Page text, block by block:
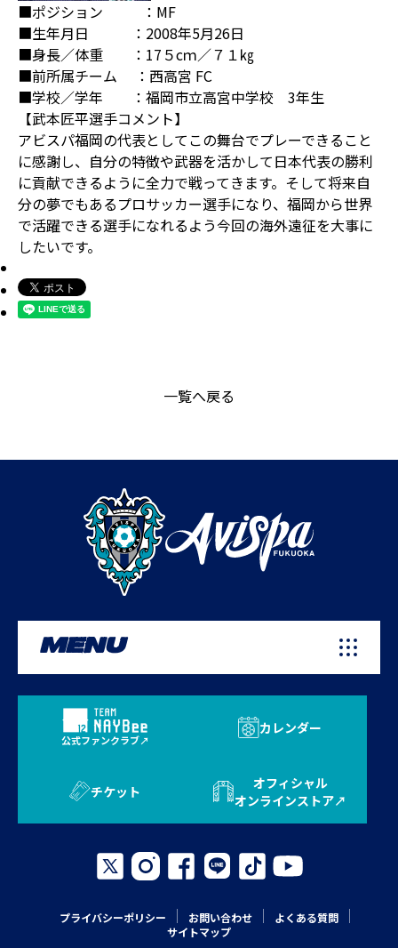
■ポジション ：MF
■生年月日 ：2008年5月26日
■身長／体重 ：17５cｍ／７１㎏
■前所属チーム ：西高宮 FC
■学校／学年 ：福岡市立高宮中学校 3年生
【武本匠平選手コメント】
アビスパ福岡の代表としてこの舞台でプレーできること
に感謝し、自分の特徴や武器を活かして日本代表の勝利
に貢献できるように全力で戦ってきます。そして将来自
分の夢でもあるプロサッカー選手になり、福岡から世界
で活躍できる選手になれるよう今回の海外遠征を大事に
したいです。
一覧へ戻る
MENU
公式ファンクラブ
カレンダー
チケット
オフィシャル
オンラインストア
プライバシーポリシー お問い合わせ
よくある質問
サイトマップ